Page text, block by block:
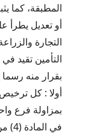
المطبقة، كما
أو تعديل يطرأ
التجارة
التأمين تقيد
بقرار منه
أولا : كل
بمزاولة فرع
في المادة (4) من هذا القانون.